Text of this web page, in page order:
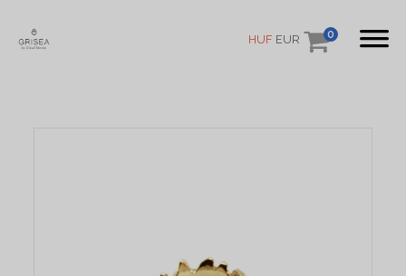
HUF EUR 0